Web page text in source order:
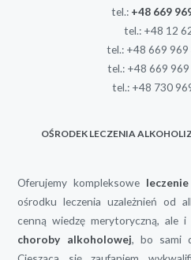
tel.: +48 669
tel.: +48 12
tel.: +48 669 969
tel.: +48 669
tel.: +48 730
OŚRODEK LECZENIA
Oferujemy kompleksowe
ośrodku leczenia uzależnień od
cenną wiedzę merytoryczną, ale
choroby alkoholowej, bo sami